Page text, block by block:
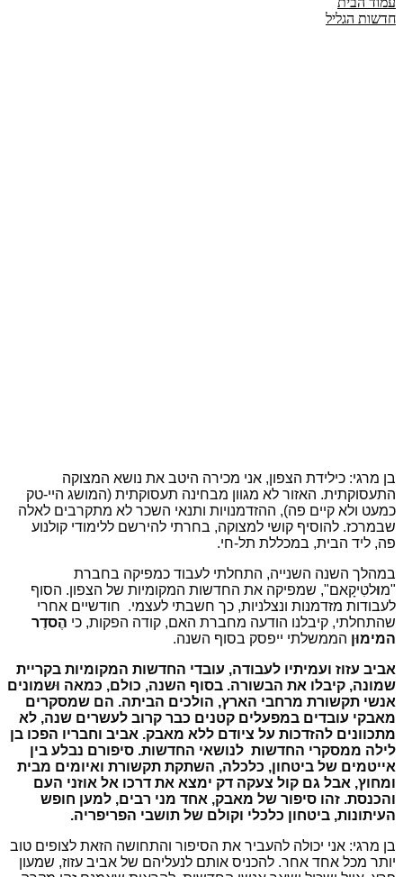
חדשות הגליל
בן מרגי: כילידת הצפון, אני מכירה היטב את נושא המצוקה
התעסוקתית. האזור לא מגוון מבחינה תעסוקתית (המושג היי-טק
כמעט ולא קיים פה), ההזדמנויות ותנאי השכר לא מתקרבים לאלה
שבמרכז. להוסיף קושי למצוקה, בחרתי להירשם ללימודי קולנוע
פה, ליד הבית, במכללת תל-חי.
במהלך השנה השנייה, התחלתי לעבוד כמפיקה בחברת
"מוּלטִיקָאם", שמפיקה את החדשות המקומיות של הצפון. הסוף
לעבודות מזדמנות ונצלניות, כך חשבתי לעצמי. חודשיים אחרי
שהתחלתי, קיבלנו הודעה מחברת האם, קודה הפקות, כי הֶסדֶר
המימוּן הממשלתי ייפסק בסוף השנה.
אביב עזוז ועמיתיו לעבודה, עובדי החדשות המקומיות בקריית
שמונה, קיבלו את הבשורה. בסוף השנה, כולם, כּמאה וּשמונים
אנשי תקשורת מרחבי הארץ, הולכים הביתה. הם שמסקרים
מאבקי עובדים במפעלים קטנים כבר קרוב לעשרים שנה, לא
מתכוונים להזדכות על ציודם ללא מאבק. אביב וחבריו הפכו בן
לילה ממסקרי החדשות לנושאי החדשות. סיפורם נבלע בין
אייטמים של ביטחון, כלכלה, השתקת תקשורת ואיומים מבית
ומחוץ, אבל גם קול צעקה דק ימצא את דרכו אל אוזני העם
והכנסת. זהו סיפור של מאבק, אחד מני רבים, למען חופש
העיתונות, ביטחון כלכלי וקולם של תושבי הפריפריה.
בן מרגי: אני יכולה להעביר את הסיפור והתחושה הזאת לצופים טוב
יותר מכל אחד אחר. להכניס אותם לנעליהם של אביב עזוז, שמעון